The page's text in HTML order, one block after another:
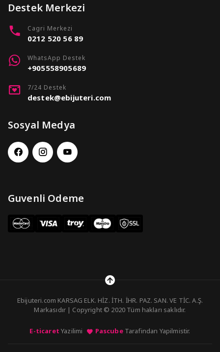
Destek Merkezi
Cagri Merkezi
0212 520 56 89
WhatsApp Destek
+905558905689
7/24 Destek
destek@ebijuteri.com
Sosyal Medya
Guvenli Odeme
Ebijuteri.com KARSAG ELK. HİZ. İTH. İHR. PAZ. SAN. VE TİC. A.Ş.
Markasıdır | Copyright © 2020 Tüm hakları saklıdır.
E-ticaret Yazilimi PascubeTarafindan Yapilmistir.